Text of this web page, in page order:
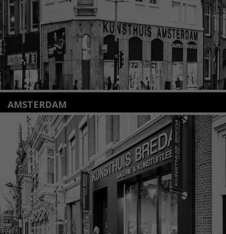
Lees meer
AMSTERDAM
Amstelveenseweg 135
1075 VX Amsterdam
+31 (0)20 2332546
info@kunsthuisamsterdam.nl
Lees meer